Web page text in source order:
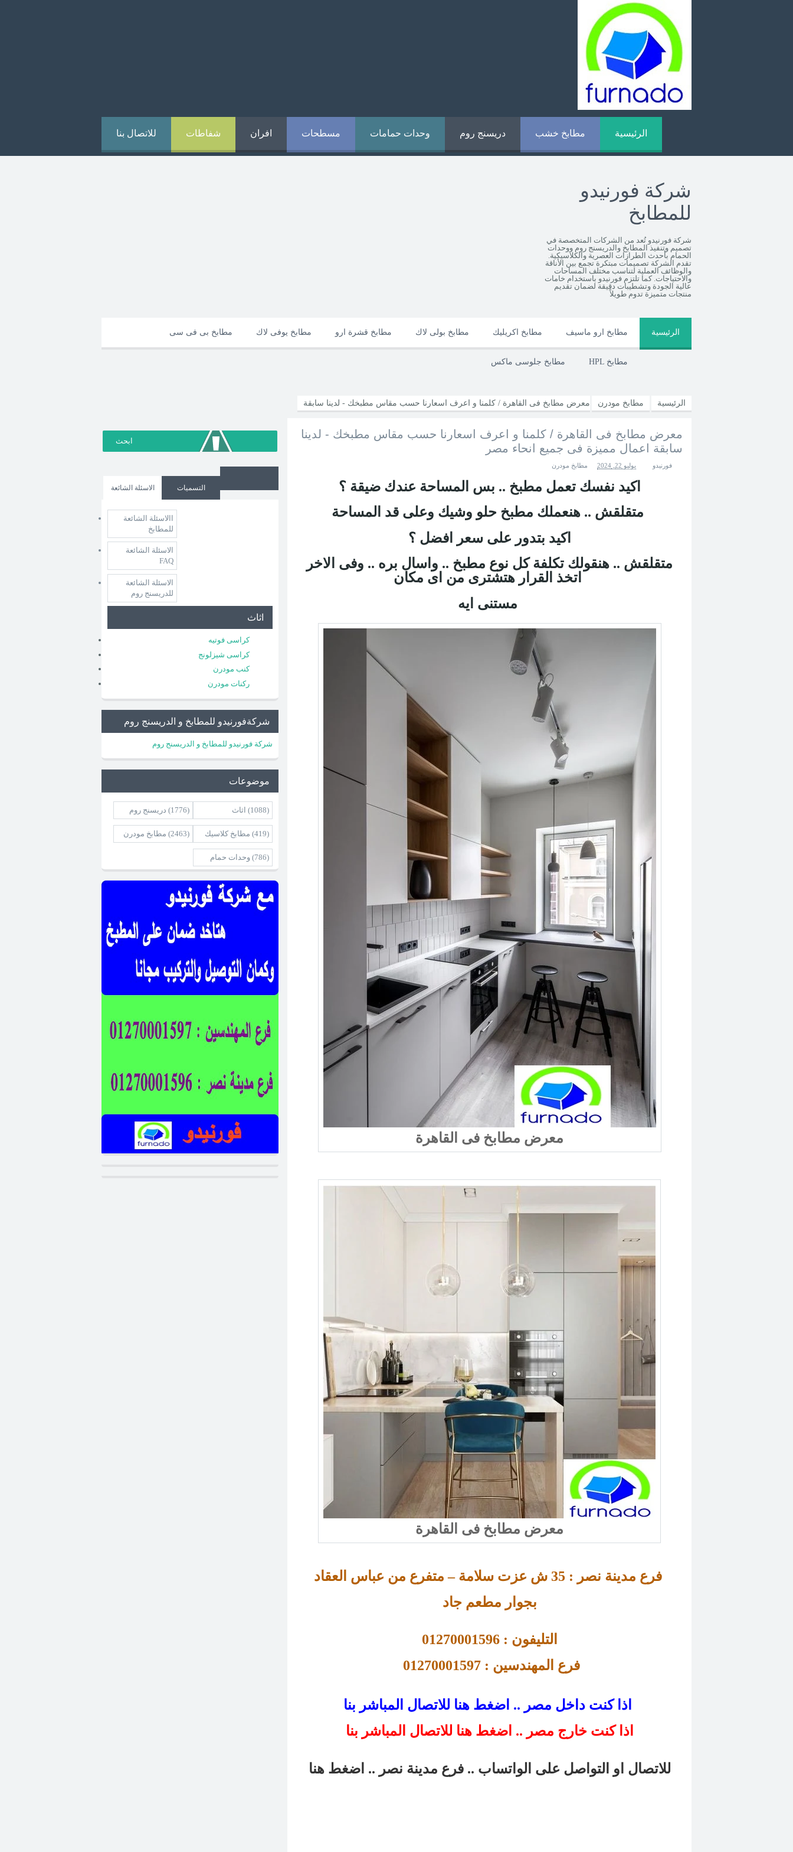
الرئيسية مطابخ خشب دريسنج روم وحدات حمامات مسطحات افران شفاطات للاتصال بنا
شركة فورنيدو
للمطابخ
شركة فورنيدو تُعد من الشركات المتخصصة في
تصميم وتنفيذ المطابخ والدريسنج روم ووحدات
الحمام بأحدث الطرازات العصرية والكلاسيكية.
تقدم الشركة تصميمات مبتكرة تجمع بين الأناقة
والوظائف العملية لتناسب مختلف المساحات
والاحتياجات. كما تلتزم فورنيدو باستخدام خامات
عالية الجودة وتشطيبات دقيقة لضمان تقديم
منتجات متميزة تدوم طويلاً
الرئيسية مطابخ ارو ماسيف مطابخ اكريليك مطابخ بولى لاك مطابخ قشرة ارو مطابخ يوفى لاك مطابخ بى فى سى
HPL مطابخ مطابخ جلوسى ماكس
الرئيسية مطابخ مودرن معرض مطابخ فى القاهرة / كلمنا و اعرف اسعارنا حسب مقاس مطبخك - لدينا سابقة
اعمال مميزة فى جميع انحاء مصر
معرض مطابخ فى القاهرة / كلمنا و اعرف اسعارنا حسب مقاس مطبخك - لدينا
سابقة اعمال مميزة فى جميع انحاء مصر
فورنيدو يوليو 22, 2024 مطابخ مودرن
اكيد بتدور على سعر افضل ؟
متقلقش .. هنقولك تكلفة كل نوع مطبخ .. واسال بره .. وفى الاخر
فرع مدينة نصر : 35
ش عزت سلامة – متفرع من عباس العقاد
بجوار مطعم جاد
التليفون : 01270001596
فرع المهندسين : 01270001597
اذا كنت خارج مصر .. اضغط هنا للاتصال المباشر بنا
للاتصال او التواصل على الواتساب .. فرع مدينة نصر .. اضغط هنا
الاسئلة الشائعة التسميات
االاسئلة الشائعة
للمطابخ
الاسئلة الشائعة
FAQ
الاسئلة الشائعة
للدريسنج روم
اثاث
كراسى فوتيه
كراسى شيزلونج
كنب مودرن
ركنات مودرن
شركةفورنيدو للمطابخ و الدريسنج روم
شركة فورنيدو للمطابخ و الدريسنج روم
موضوعات
اثاث (1088) دريسنج روم (1776)
مطابخ كلاسيك (419) مطابخ مودرن (2463)
وحدات حمام (786)